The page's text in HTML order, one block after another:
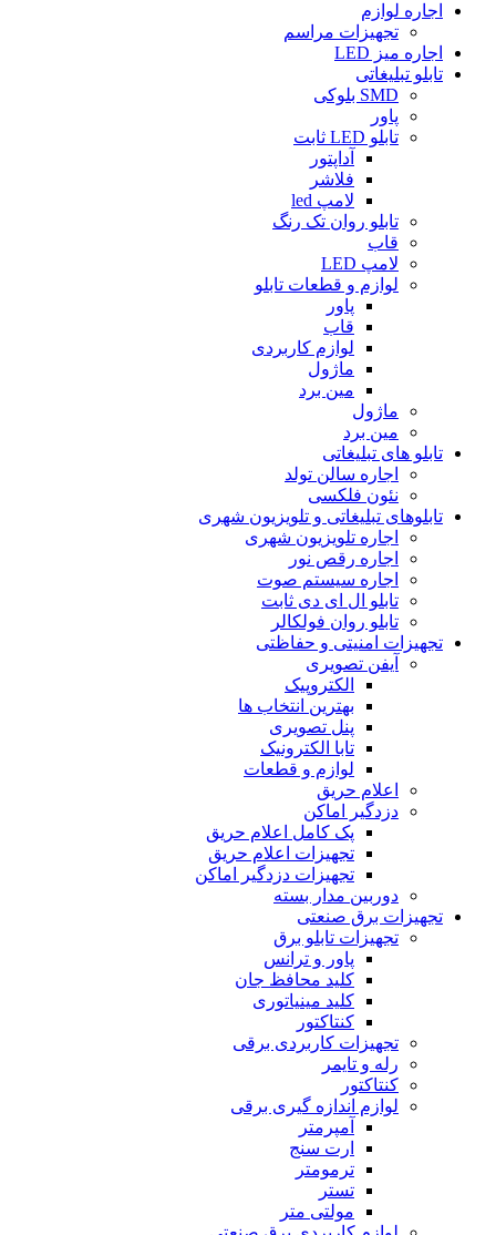
اجاره لوازم
تجهیزات مراسم
اجاره میز LED
تابلو تبلیغاتى
SMD بلوکی
پاور
تابلو LED ثابت
آداپتور
فلاشر
لامپ led
تابلو روان تک رنگ
قاب
لامپ LED
لوازم و قطعات تابلو
پاور
قاب
لوازم کاربردی
ماژول
مین برد
ماژول
مین برد
تابلو های تبلیغاتی
اجاره سالن تولد
نئون فلکسی
تابلوهاى تبلیغاتى و تلویزیون شهری
اجاره تلویزیون شهری
اجاره رقص نور
اجاره سیستم صوت
تابلو ال ای دی ثابت
تابلو روان فولکالر
تجهیزات امنیتى و حفاظتی
آیفن تصویری
الکتروپیک
بهترین انتخاب ها
پنل تصویری
تابا الکترونیک
لوازم و قطعات
اعلام حریق
دزدگیر اماکن
پک کامل اعلام حریق
تجهیزات اعلام حریق
تجهیزات دزدگیر اماکن
دوربین مدار بسته
تجهیزات برق صنعتی
تجهیزات تابلو برق
پاور و ترانس
کلید محافظ جان
کلید مینیاتورى
کنتاکتور
تجهیزات کاربردى برقى
رله و تایمر
کنتاکتور
لوازم اندازه گیرى برقى
آمپرمتر
ارت سنج
ترمومتر
تستر
مولتى متر